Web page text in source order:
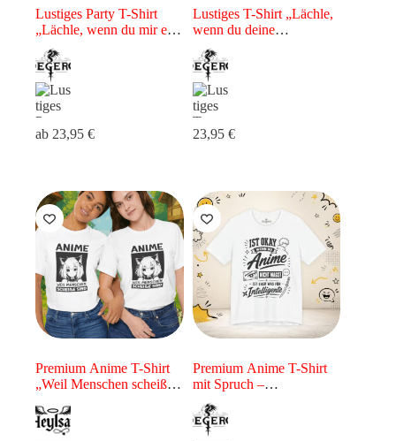
Lustiges Party T-Shirt
„Lächle, wenn du mir ein
Getränk spendieren
willst“ – Trinkshirt für
Damen & Herren
ab 23,95 €
Lustiges T-Shirt „Lächle,
wenn du deine
Unterwäsche trägst“ –
Freches Spruchshirt für
Damen & Herren
23,95 €
Premium Anime T-Shirt
„Weil Menschen scheiße
Otaku Shirt mit
schwarzem Humor
Premium Anime T-Shirt
mit Spruch –
Hochwertiges Otaku Shirt